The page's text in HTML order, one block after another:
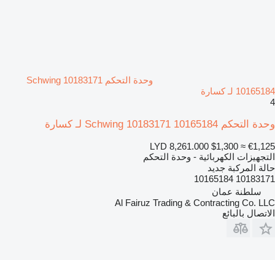
وحدة التحكم Schwing 10183171
10165184 لـ كسارة
4
وحدة التحكم Schwing 10183171 10165184 لـ كسارة
LYD 8,261.000 $1,300 ≈ €1,125
التجهيزات الكهربائية - وحدة التحكم
حالة المركبة جديد
10183171 10165184
سلطنة عمان
Al Fairuz Trading & Contracting Co. LLC
الاتصال بالبائع